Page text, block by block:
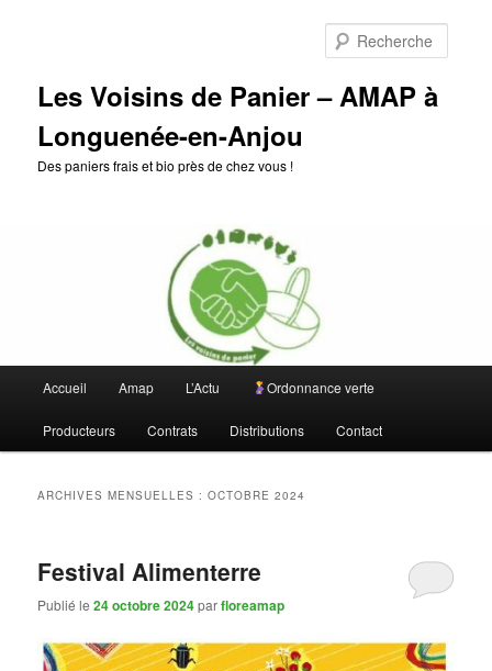
Les Voisins de Panier – AMAP à
Longuenée-en-Anjou
Des paniers frais et bio près de chez vous !
principal
Accueil Amap L’Actu Ordonnance verte
Producteurs Contrats Distributions Contact
ARCHIVES MENSUELLES :OCTOBRE 2024
Festival Alimenterre
Publié le24 octobre 2024parfloreamap